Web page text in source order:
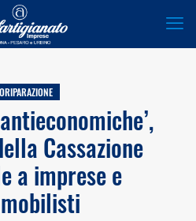
Cassazione
a imprese e